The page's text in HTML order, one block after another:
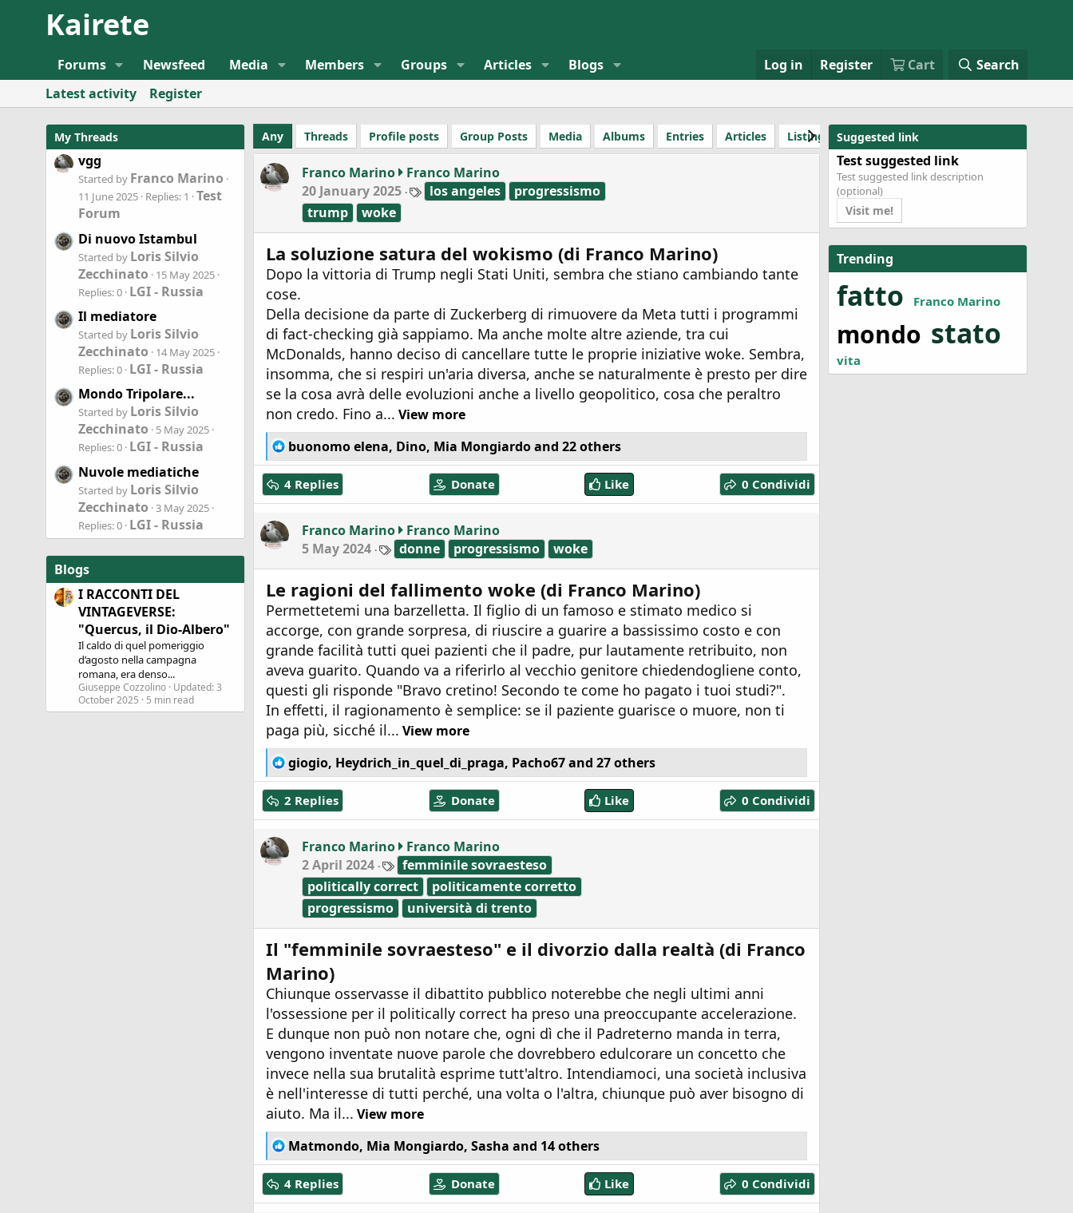
Kairete
Forums Newsfeed Media Members Groups Articles Blogs Log in Register Cart
Search
Latest activity
Register
My Threads
vgg
Started by Franco Marino
11 June 2025 Replies: 1
Test
Forum
Di nuovo Istambul
Started by Loris Silvio
Zecchinato
15 May 2025
Replies: 0 LGI - Russia
Il mediatore
Started by Loris Silvio
Zecchinato
14 May 2025
Replies: 0 LGI - Russia
Mondo Tripolare...
Started by Loris Silvio
Zecchinato
5 May 2025
Replies: 0 LGI - Russia
Nuvole mediatiche
Started by Loris Silvio
Zecchinato
3 May 2025
Replies: 0 LGI - Russia
Blogs
I RACCONTI DEL
VINTAGEVERSE:
"Quercus, il Dio-Albero"
Il caldo di quel pomeriggio
d’agosto nella campagna
romana, era denso...
Giuseppe Cozzolino Updated:3
October 2025
5 min read
Any Threads Profile posts Group Posts Media Albums Entries Articles Listings Review item
Franco Marino
Franco Marino
20 January 2025
T
alos angeles
progressismo
trump
woke
La soluzione satura del wokismo (di Franco Marino)
Dopo la vittoria di Trump negli Stati Uniti, sembra che stiano cambiando tante
cose.
Della decisione da parte di Zuckerberg di rimuovere da Meta tutti i programmi
di fact-checking già sappiamo. Ma anche molte altre aziende, tra cui
McDonalds, hanno deciso di cancellare tutte le proprie iniziative woke. Sembra,
insomma, che si respiri un'aria diversa, anche se naturalmente è presto per dire
se la cosa avrà delle evoluzioni anche a livello geopolitico, cosa che peraltro
non credo. Fino a... View more
R
e
a
c
t
o
s
buonomo elena, Dino, Mia Mongiardoand 22 others
4 Replies Donate Like 0 Condividi
Franco Marino
Franco Marino
5 May 2024
T
a
g
s
donne progressismo woke
Le ragioni del fallimento woke (di Franco Marino)
Permettetemi una barzelletta. Il figlio di un famoso e stimato medico si
accorge, con grande sorpresa, di riuscire a guarire a bassissimo costo e con
grande facilità tutti quei pazienti che il padre, pur lautamente retribuito, non
aveva guarito. Quando va a riferirlo al vecchio genitore chiedendogliene conto,
questi gli risponde "Bravo cretino! Secondo te come ho pagato i tuoi studi?".
In effetti, il ragionamento è semplice: se il paziente guarisce o muore, non ti
paga più, sicché il... View more
R
e
a
c
t
o
giogio, Heydrich_in_quel_di_praga, Pacho67and 27 others
2 Replies Donate Like 0 Condividi
Franco Marino
Franco Marino
2 April 2024
T
a
g
s
femminile sovraesteso
politically correct
politicamente corretto
progressismo
università di trento
Il "femminile sovraesteso" e il divorzio dalla realtà (di Franco
Marino)
Chiunque osservasse il dibattito pubblico noterebbe che negli ultimi anni
l'ossessione per il politically correct ha preso una preoccupante accelerazione.
E dunque non può non notare che, ogni dì che il Padreterno manda in terra,
vengono inventate nuove parole che dovrebbero edulcorare un concetto che
invece nella sua brutalità esprime tutt'altro. Intendiamoci, una società inclusiva
è nell'interesse di tutti perché, una volta o l'altra, chiunque può aver bisogno di
aiuto. Ma il... View more
R
e
a
c
t
Matmondo, Mia Mongiardo, Sasha and 14 others
4 Replies Donate Like 0 Condividi
Suggested link
Test suggested link
Test suggested link description
(optional)
Visit me!
Trending
fatto Franco Marino
mondo stato
vita